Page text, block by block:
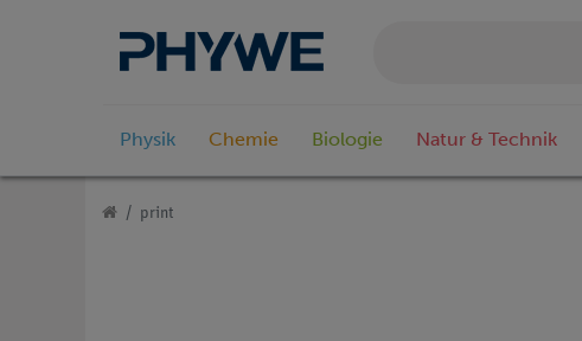
Physik Chemie Biologie Natur & Technik
print